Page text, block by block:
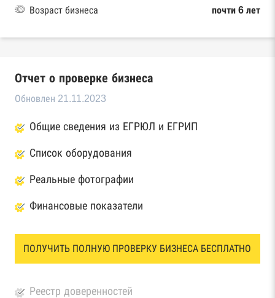
Возраст бизнеса почти 6 лет
Отчет о проверке бизнеса
Обновлен 21.11.2023
Общие сведения из ЕГРЮЛ и ЕГРИП
Список оборудования
Реальные фотографии
Финансовые показатели
ПОЛУЧИТЬ ПОЛНУЮ ПРОВЕРКУ БИЗНЕСА БЕСПЛАТНО
Реестр доверенностей